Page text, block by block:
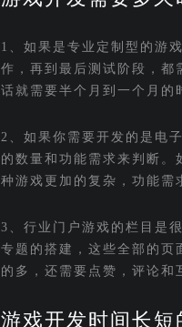
1、如果是专业定制型的游
作，再到最后测试阶段，都
话就需要半个月到一个月的
2、如果你需要开发的是电
的数量和功能需求来判断。
种游戏更加的复杂，功能需
3、行业门户游戏的栏目是
专题的搭建，这些全部的页
的多，还需要点赞，评论和
游戏开发时间长短